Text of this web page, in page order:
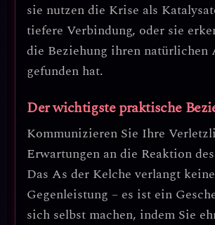
sie nutzen die Krise als
tiefere Verbindung, oder sie
die Beziehung ihren natürlichen
gefunden hat.
Der wichtigste praktische
Kommunizieren Sie Ihre
Erwartungen an die Reaktion
Das As der Kelche verlangt keine
Gegenleistung – es ist ein
sich selbst machen, indem Sie